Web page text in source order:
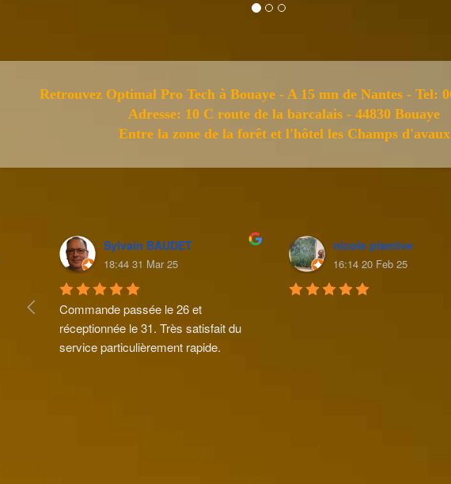
Retrouvez Optimal Pro Tech à Bouaye - A 15 mn de Nantes - Tel:
Adresse: 10 C route de la barcalais - 44830 Bouaye
Entre la zone de la forêt et l'hôtel les Champs d'avaux
Sylvain BAUDET
18:44 31 Mar 25
Commande passée le 26 et
réceptionnée le 31. Très satisfait du
service particulièrement rapide.
nicole plantive
16:14 20 Feb 25